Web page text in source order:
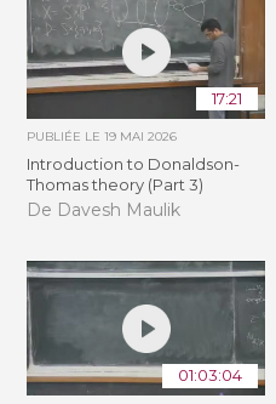
17:21
PUBLIÉE LE19 MAI 2026
Introduction to Donaldson-
Thomas theory (Part 3)
De Davesh Maulik
01:03:04